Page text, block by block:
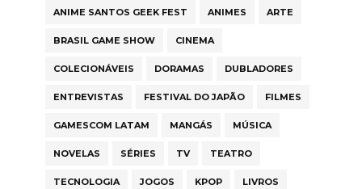
ANIME SANTOS GEEK FEST ANIMES ARTE
BRASIL GAME SHOW CINEMA
COLECIONÁVEIS DORAMAS DUBLADORES
ENTREVISTAS FESTIVAL DO JAPÃO FILMES
GAMESCOM LATAM MANGÁS MÚSICA
NOVELAS SÉRIES TV TEATRO
TECNOLOGIA JOGOS KPOP LIVROS